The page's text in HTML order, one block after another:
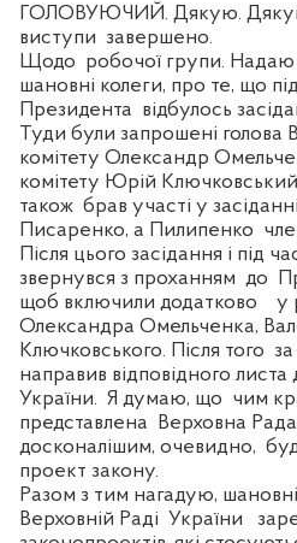
ГОЛОВУЮЧИЙ. Дякую.
виступи завершено.
Щодо робочої групи.
шановні колеги, про те, що
Президента відбулось
Туди були запрошені голова
комітету Олександр
комітету Юрій
також брав участі у
Писаренко, а Пилипенко
Після цього засідання і під
звернувся з проханням до
щоб включили додатково
у
Олександра Омельченка,
Ключковського. Після того
направив відповідного
України. Я думаю, що чим
представлена
Верховна
досконалішим, очевидно,
проект закону.
Разом з тим нагадую,
Верховній Раді України